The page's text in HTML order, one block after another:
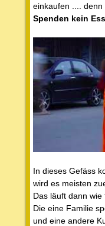
einkaufen .... denn
Spenden kein
In dieses Gefäss
wird es meisten
Das läuft dann wie
Die eine Familie
und eine andere